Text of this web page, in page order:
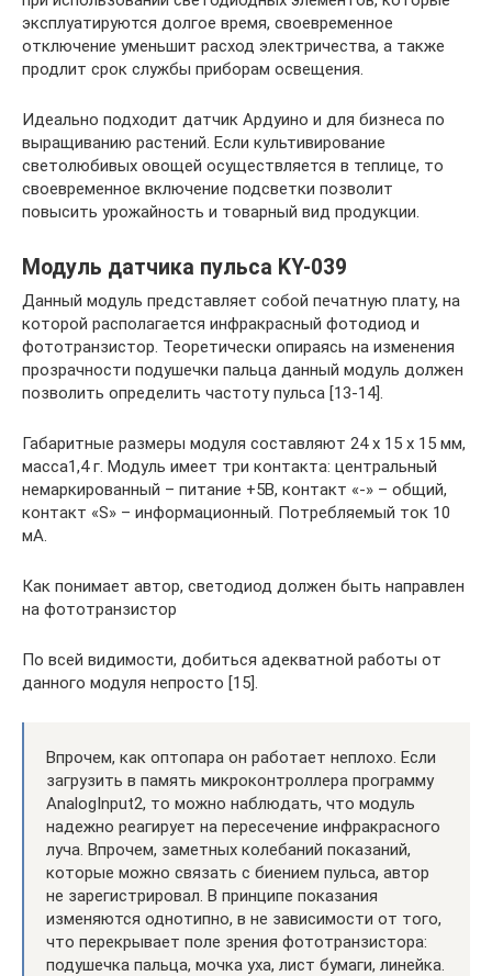
эксплуатируются долгое время, своевременное
отключение уменьшит расход электричества, а также
продлит срок службы приборам освещения.
Идеально подходит датчик Ардуино и для бизнеса по
выращиванию растений. Если культивирование
светолюбивых овощей осуществляется в теплице, то
своевременное включение подсветки позволит
повысить урожайность и товарный вид продукции.
Модуль датчика пульса KY-039
Данный модуль представляет собой печатную плату, на
которой располагается инфракрасный фотодиод и
фототранзистор. Теоретически опираясь на изменения
прозрачности подушечки пальца данный модуль должен
позволить определить частоту пульса [13-14].
Габаритные размеры модуля составляют 24 х 15 х 15 мм,
масса1,4 г. Модуль имеет три контакта: центральный
немаркированный – питание +5В, контакт «-» – общий,
контакт «S» – информационный. Потребляемый ток 10
мА.
Как понимает автор, светодиод должен быть направлен
на фототранзистор
По всей видимости, добиться адекватной работы от
данного модуля непросто [15].
Впрочем, как оптопара он работает неплохо. Если
загрузить в память микроконтроллера программу
AnalogInput2, то можно наблюдать, что модуль
надежно реагирует на пересечение инфракрасного
луча. Впрочем, заметных колебаний показаний,
которые можно связать с биением пульса, автор
не зарегистрировал. В принципе показания
изменяются однотипно, в не зависимости от того,
что перекрывает поле зрения фототранзистора:
подушечка пальца, мочка уха, лист бумаги, линейка.